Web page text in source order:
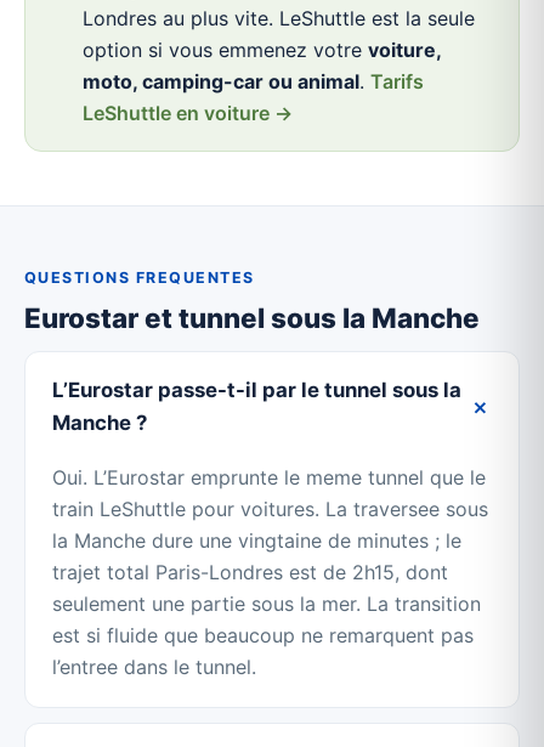
Londres au plus vite. LeShuttle est la seule
option si vous emmenez votrevoiture,
moto, camping-car ou animal.Tarifs
LeShuttle en voiture →
QUESTIONS FREQUENTES
Eurostar et tunnel sous la Manche
L’Eurostar passe-t-il par le tunnel sous la
Manche ?
Oui. L’Eurostar emprunte le meme tunnel que le
train LeShuttle pour voitures. La traversee sous
la Manche dure une vingtaine de minutes ; le
trajet total Paris-Londres est de 2h15, dont
seulement une partie sous la mer. La transition
est si fluide que beaucoup ne remarquent pas
l’entree dans le tunnel.